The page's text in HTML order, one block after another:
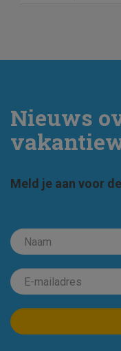
Nieuws
Meld je aan voor